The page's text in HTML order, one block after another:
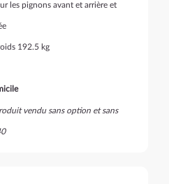
les pignons avant et arrière et
192.5 kg
vendu sans option et sans